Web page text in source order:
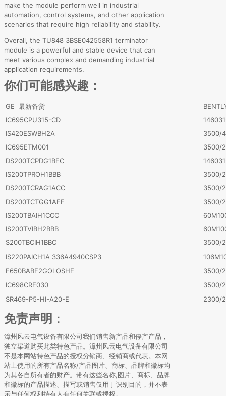
make the module perform well in industrial
automation, control systems, and other application
scenarios that require high reliability and stability.
Overall, the TU848 3BSE042558R1 terminator
module is a powerful and stable device that can
meet various complex and demanding industrial
application requirements.
你们可能感兴趣：
GE 最新备货
IC695CPU315-CD
IS420ESWBH2A
3500/
IC695ETM001
3500/
DS200TCPDG1BEC
IS200TPROH1BBB
3500/
DS200TCRAG1ACC
3500/
DS200TCTGG1AFF
3500/
IS200TBAIH1CCC
IS200TVIBH2BBB
S200TBCIH1BBC
3500/
IS220PAICH1A 336A4940CSP3
F650BABF2GOLOSHE
3500/
IC698CRE030
3500/
SR469-P5-HI-A20-E
2300/
免责声明 ：
漳州风云电气设备有限公司我们销售新产品和停产产品，
独立渠道购买此类特色产品。漳州风云电气设备有限公司
不是本网站特色产品的授权分销商、经销商或代表。本网
站上使用的所有产品名称/产品图片、商标、品牌和徽标均
为其各自所有者的财产。带有这些名称,图片、商标、品牌
和徽标的产品描述、描写或销售仅用于识别目的，并不表
示与任何权利持有人有任何关联或授权。